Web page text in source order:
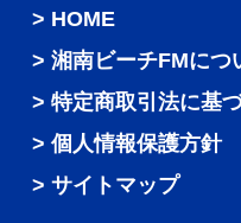
HOME
湘南ビーチFMにつ
特定商取引法に基
個人情報保護方針
サイトマップ